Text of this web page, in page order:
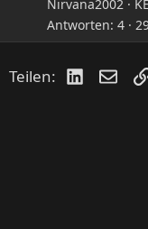
Nirvana2002
Antworten 4
Teilen: LinkedIn
E-